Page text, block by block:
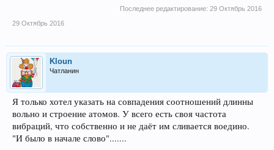
Последнее редактирование: 29 Октябрь 2016
29 Октябрь 2016
Kloun
Чатланин
Я только хотел указать на совпадения соотношений длинны
вольно и строение атомов. У всего есть своя частота
вибраций, что собственно и не даёт им сливается воедино.
"И было в начале слово".......